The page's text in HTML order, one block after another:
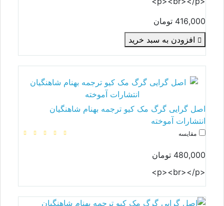
416,000 تومان
افزودن به سبد خرید
اصل گرایی گرگ مک کیو ترجمه بهنام شاهنگیان
انتشارات آموخته
مقایسه
480,000 تومان